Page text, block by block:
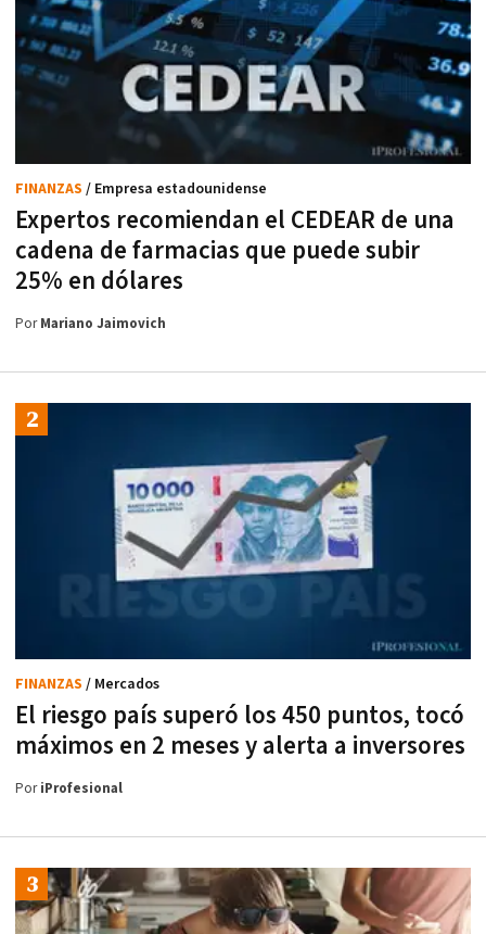
Expertos recomiendan el CEDEAR de una
cadena de farmacias que puede subir
25% en dólares
FINANZAS / Empresa estadounidense
PorMariano Jaimovich
El riesgo país superó los 450 puntos, tocó
máximos en 2 meses y alerta a inversores
FINANZAS / Mercados
PoriProfesional